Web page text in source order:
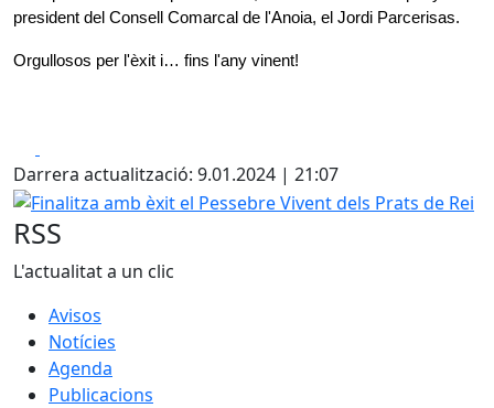
president del Consell Comarcal de l'Anoia, el Jordi Parcerisas.
Orgullosos per l'èxit i… fins l'any vinent!
Darrera actualització: 9.01.2024 | 21:07
Finalitza amb èxit el Pessebre Vivent dels Prats de Rei
RSS
L'actualitat a un clic
Avisos
Notícies
Agenda
Publicacions